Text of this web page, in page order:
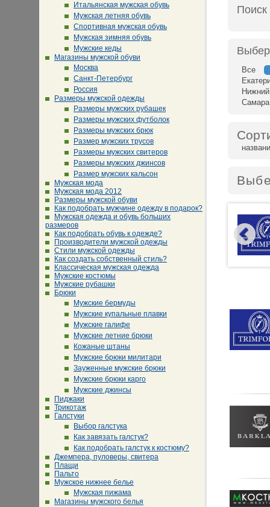
Итальянская мужская обувь
Мужская летняя обувь
Спортивная мужская обувь
Мужская зимняя обувь
Мужские кеды
Магазины мужской обуви
Москва
Санкт-Петербург
Россия
Размеры мужской одежды
Размеры мужских рубашек
Размеры мужских футболок
Размеры мужских брюк
Размер мужских трусов
Размеры мужских свитеров
Размеры мужских джинсов
Размер мужских кальсон
Мужская мода
Мужская мода 2012
Размеры мужской обуви
Как подобрать мужчине одежду в подарок?
Мужская одежда и обувь больших
размеров
Как подобрать обувь к одежде?
Производители мужской одежды
Стили мужской одежды
Как создать собственный стиль?
Классическая мужская одежда
Мужские костюмы
Мужские рубашки
Брюки
Мужские бермуды
Мужские купальные плавки
Мужские галифе
Мужские летние брюки
Кожаные штаны
Мужские брюки милитари
Зауженные мужские брюки
Мужские брюки карго
Мужские джинсы
Пиджаки
Трикотаж
Галстуки
Выбор галстука
Как завязать галстук?
Как подобрать галстук к костюму?
Джемпера, пуловеры, свитера
Плащи
Пальто
Мужское нижнее белье
Мужская пижама
Магазины мужского белья
Поиск
Все
Самара